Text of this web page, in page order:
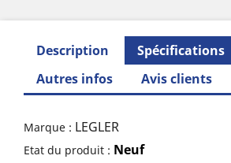
Description Spécifications
Autres infos
Avis clients
Marque : LEGLER
Etat du produit : Neuf